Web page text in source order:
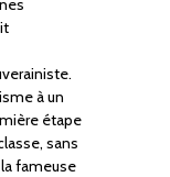
à un
étape
sans
fameuse